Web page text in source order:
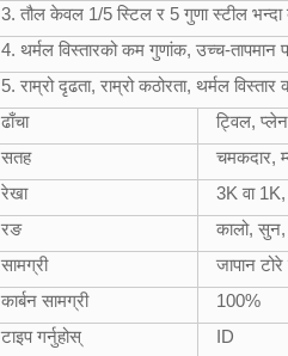
3. तौल केवल 1/5 स्टिल र 5 गुणा स्टील भन्दा
4. थर्मल विस्तारको कम गुणांक, उच्च-तापमान
5. राम्रो दृढता, राम्रो कठोरता, थर्मल
ढाँचा
ट्विल, प्लेन
सतह
चमकदार,
रेखा
3K वा
रङ
कालो, सुन,
सामग्री
जापान
कार्बन सामग्री
100%
टाइप गर्नुहोस् ID